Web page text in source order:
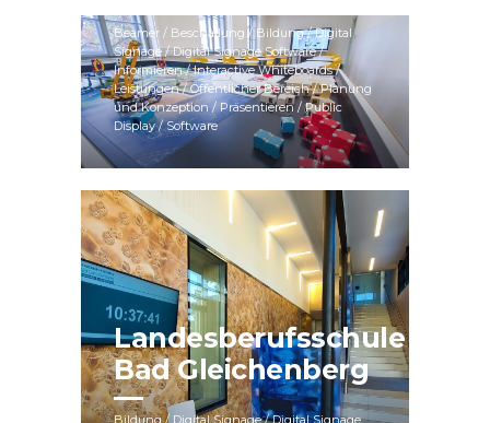
Beamer / Beschallung / Bildung / Digital
Signage / Digital Signage Software /
Informieren / Interactive Whiteboards /
Leistungen / Öffentlicher Bereich / Planung
und Konzeption / Präsentieren / Public
Display / Software
Landesberufsschule
Bad Gleichenberg
Bildung / Digital Signage / Digital Signage